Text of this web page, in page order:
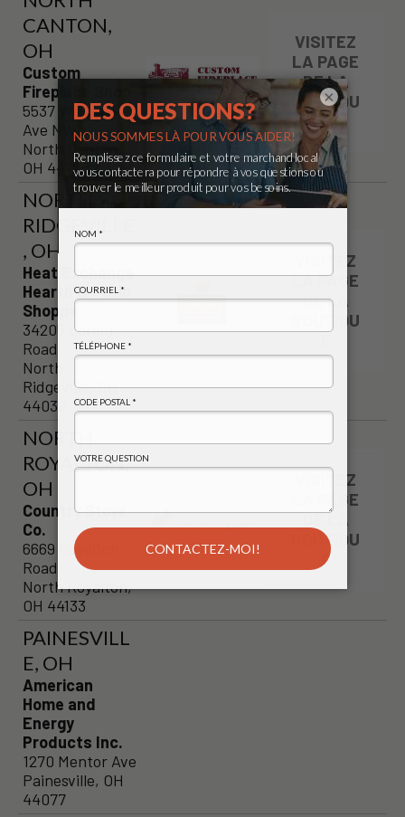
CANTON,
OH
Custom
Fireplace Shop
5537 Whipple
Ave NW
North Canton,
OH 44720
VISITEZ
LA PAGE
DE LA
BOUTIQU
E
NORTH
RIDGEVILLE
, OH
Heat Exchange
Hearth & Patio
Shoppe
34205 Lorain
Road
North
Ridgeville, OH
44039
VISITEZ
LA PAGE
DE LA
BOUTIQU
NORTH
ROYALTON,
OH
Country Stove
Co.
6669 Royalton
Road
North Royalton,
OH 44133
VISITEZ
LA PAGE
DE LA
BOUTIQU
E
PAINESVILL
E, OH
American
Home and
Energy
Products Inc.
1270 Mentor Ave
Painesville, OH
44077
×